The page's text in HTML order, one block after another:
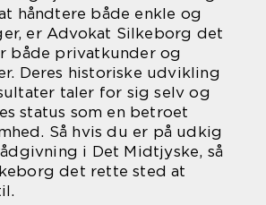
håndtere både enkle og
er Advokat Silkeborg det
både privatkunder og
Deres historiske udvikling
taler for sig selv og
status som en betroet
Så hvis du er på udkig
i Det Midtjyske, så
det rette sted at